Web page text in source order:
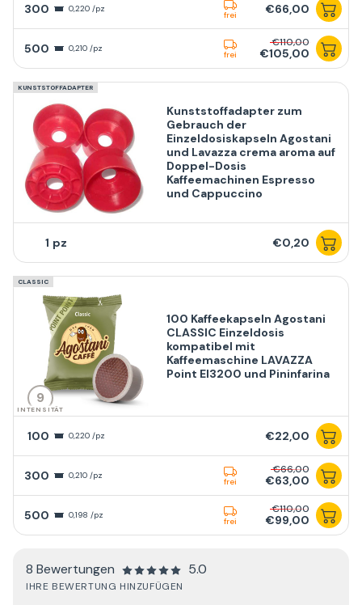
300 0,220 /pz
frei €66,00
500 0,210 /pz
frei
€110,00
€105,00
KUNSTSTOFFADAPTER
Kunststoffadapter zum
Gebrauch der
Einzeldosiskapseln Agostani
und Lavazza crema aroma auf
Doppel-Dosis
Kaffeemachinen Espresso
und Cappuccino
1 €0,20
CLASSIC
9
INTENSITÄT
100 Kaffeekapseln Agostani
CLASSIC Einzeldosis
kompatibel mit
Kaffeemaschine LAVAZZA
Point El3200 und Pininfarina
100 0,220 /pz €22,00
300 0,210 /pz
frei
€66,00
€63,00
500 0,198 /pz
frei
€110,00
€99,00
8 Bewertungen 5.0
IHRE BEWERTUNG HINZUFÜGEN